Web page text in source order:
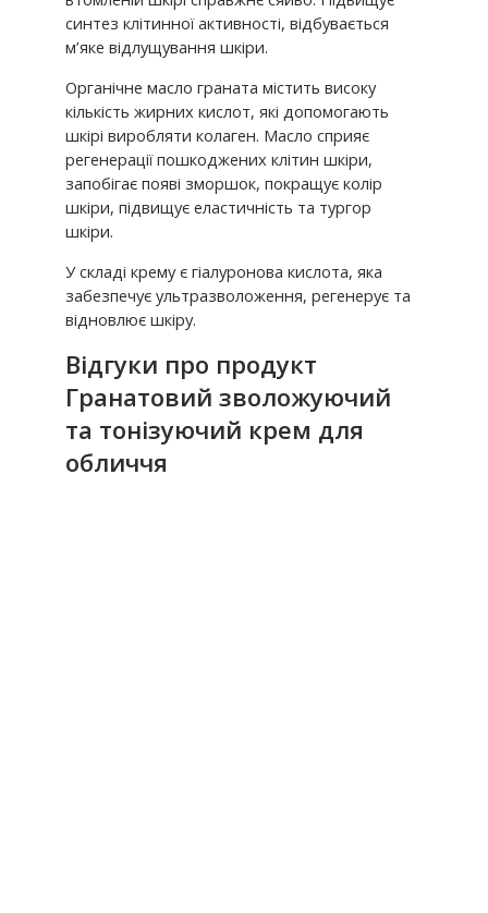
синтез клітинної активності, відбувається
м’яке відлущування шкіри.
Органічне масло граната містить високу
кількість жирних кислот, які допомогають
шкірі виробляти колаген. Масло сприяє
регенерації пошкоджених клітин шкіри,
запобігає появі зморшок, покращує колір
шкіри, підвищує еластичність та тургор
шкіри.
У складі крему є гіалуронова кислота, яка
забезпечує ультразволоження, регенерує та
відновлює шкіру.
Відгуки про продукт
Гранатовий зволожуючий
та тонізуючий крем для
обличчя